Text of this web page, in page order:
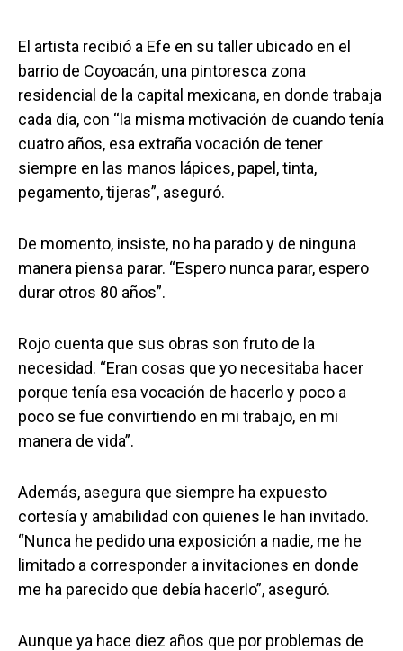
El artista recibió a Efe en su taller ubicado en el
barrio de Coyoacán, una pintoresca zona
residencial de la capital mexicana, en donde trabaja
cada día, con “la misma motivación de cuando tenía
cuatro años, esa extraña vocación de tener
siempre en las manos lápices, papel, tinta,
pegamento, tijeras”, aseguró.
De momento, insiste, no ha parado y de ninguna
manera piensa parar. “Espero nunca parar, espero
durar otros 80 años”.
Rojo cuenta que sus obras son fruto de la
necesidad. “Eran cosas que yo necesitaba hacer
porque tenía esa vocación de hacerlo y poco a
poco se fue convirtiendo en mi trabajo, en mi
manera de vida”.
Además, asegura que siempre ha expuesto
cortesía y amabilidad con quienes le han invitado.
“Nunca he pedido una exposición a nadie, me he
limitado a corresponder a invitaciones en donde
me ha parecido que debía hacerlo”, aseguró.
Aunque ya hace diez años que por problemas de